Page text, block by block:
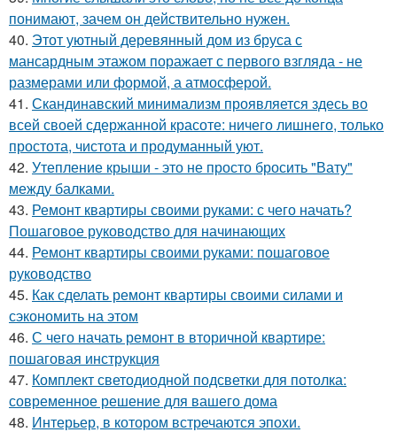
понимают, зачем он действительно нужен.
40. Этот уютный деревянный дом из бруса с
мансардным этажом поражает с первого взгляда - не
размерами или формой, а атмосферой.
41. Скандинавский минимализм проявляется здесь во
всей своей сдержанной красоте: ничего лишнего, только
простота, чистота и продуманный уют.
42. Утепление крыши - это не просто бросить "Вату"
между балками.
43. Ремонт квартиры своими руками: с чего начать?
Пошаговое руководство для начинающих
44. Ремонт квартиры своими руками: пошаговое
руководство
45. Как сделать ремонт квартиры своими силами и
сэкономить на этом
46. С чего начать ремонт в вторичной квартире:
пошаговая инструкция
47. Комплект светодиодной подсветки для потолка:
современное решение для вашего дома
48. Интерьер, в котором встречаются эпохи.